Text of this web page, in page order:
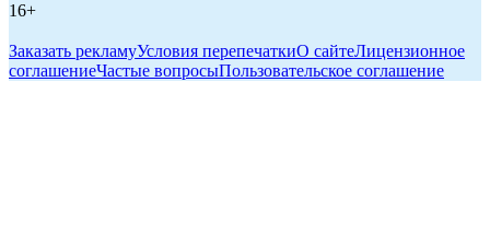
16+
Заказать рекламуУсловия перепечаткиО сайтеЛицензионное
соглашениеЧастые вопросыПользовательское соглашение